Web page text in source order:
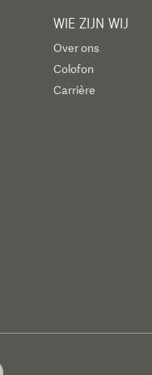
WIE ZIJN WIJ
Over ons
Colofon
Carrière